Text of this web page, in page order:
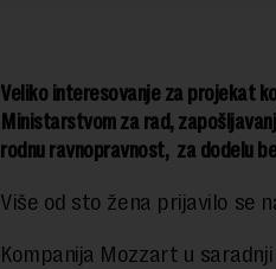
Veliko interesovanje za projekat
Ministarstvom za rad,
rodnu ravnopravnost, za dodelu
Više od sto žena prijavilo se
Kompanija Mozzart u